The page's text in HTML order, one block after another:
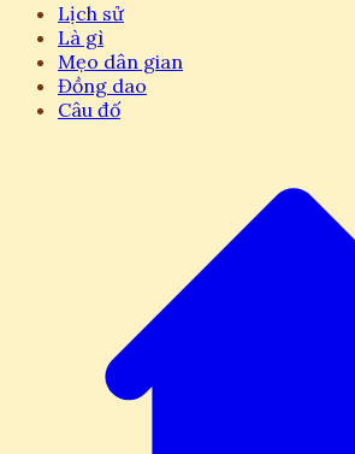
Lịch sử
Là gì
Mẹo dân gian
Đồng dao
Câu đố